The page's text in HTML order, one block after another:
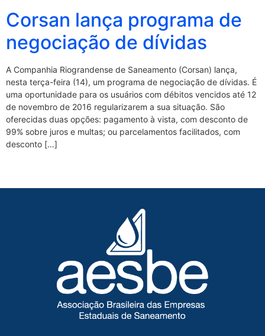
Corsan lança programa de
negociação de dívidas
A Companhia Riograndense de Saneamento (Corsan) lança,
nesta terça-feira (14), um programa de negociação de dívidas. É
uma oportunidade para os usuários com débitos vencidos até 12
de novembro de 2016 regularizarem a sua situação. São
oferecidas duas opções: pagamento à vista, com desconto de
99% sobre juros e multas; ou parcelamentos facilitados, com
desconto […]